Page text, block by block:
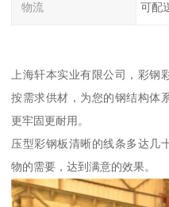
物流 可配
上海轩本实业有限公司，彩钢
按需求供材，为您的钢结构体
更牢固更耐用。
压型彩钢板清晰的线条多达几
物的需要，达到满意的效果。